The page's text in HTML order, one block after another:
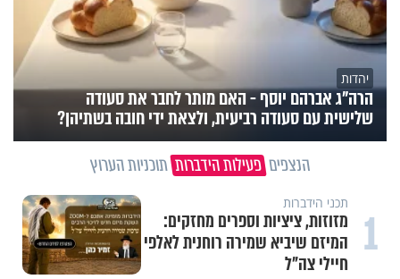
יהדות
הרה"ג אברהם יוסף - האם מותר לחבר את סעודה
שלישית עם סעודה רביעית, ולצאת ידי חובה בשתיהן?
הנצפים פעילות הידברות תוכניות הערוץ
1 תכני הידברות
מזוזות, ציציות וספרים מחזקים:
המיזם שיביא שמירה רוחנית לאלפי
חיילי צה"ל